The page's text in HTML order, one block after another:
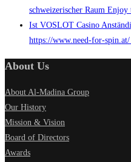
schweizerischer Raum Enjoy
Ist VOSLOT Casino
https://www.need-for-
About Us
About Al-Madina Group
Our History
Mission & Vision
Board of Directors
Awards